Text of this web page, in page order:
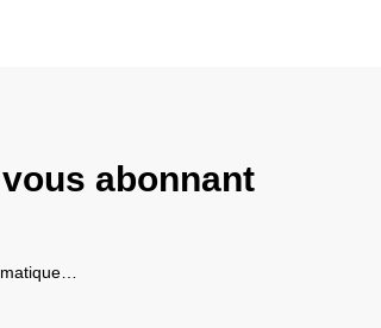
abonnant